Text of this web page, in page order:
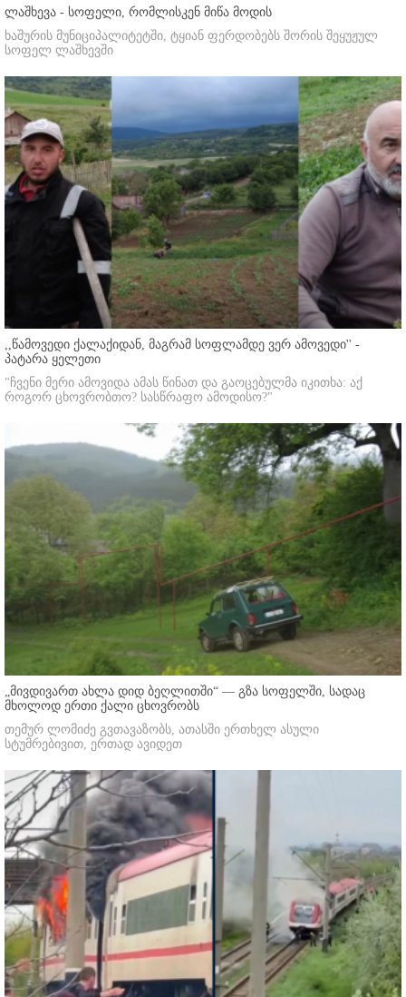
ლაშხევა - სოფელი, რომლისკენ მიწა მოდის
ხაშურის მუნიციპალიტეტში, ტყიან ფერდობებს შორის შეყუჟულ
სოფელ ლაშხევში
,,წამოვედი ქალაქიდან, მაგრამ სოფლამდე ვერ ამოვედი'' -
პატარა ყელეთი
"ჩვენი მერი ამოვიდა ამას წინათ და გაოცებულმა იკითხა: აქ
როგორ ცხოვრობთო? სასწრაფო ამოდისო?"
„მივდივართ ახლა დიდ ბეღლითში“ — გზა სოფელში, სადაც
მხოლოდ ერთი ქალი ცხოვრობს
თემურ ლომიძე გვთავაზობს, ათასში ერთხელ ასული
სტუმრებივით, ერთად ავიდეთ